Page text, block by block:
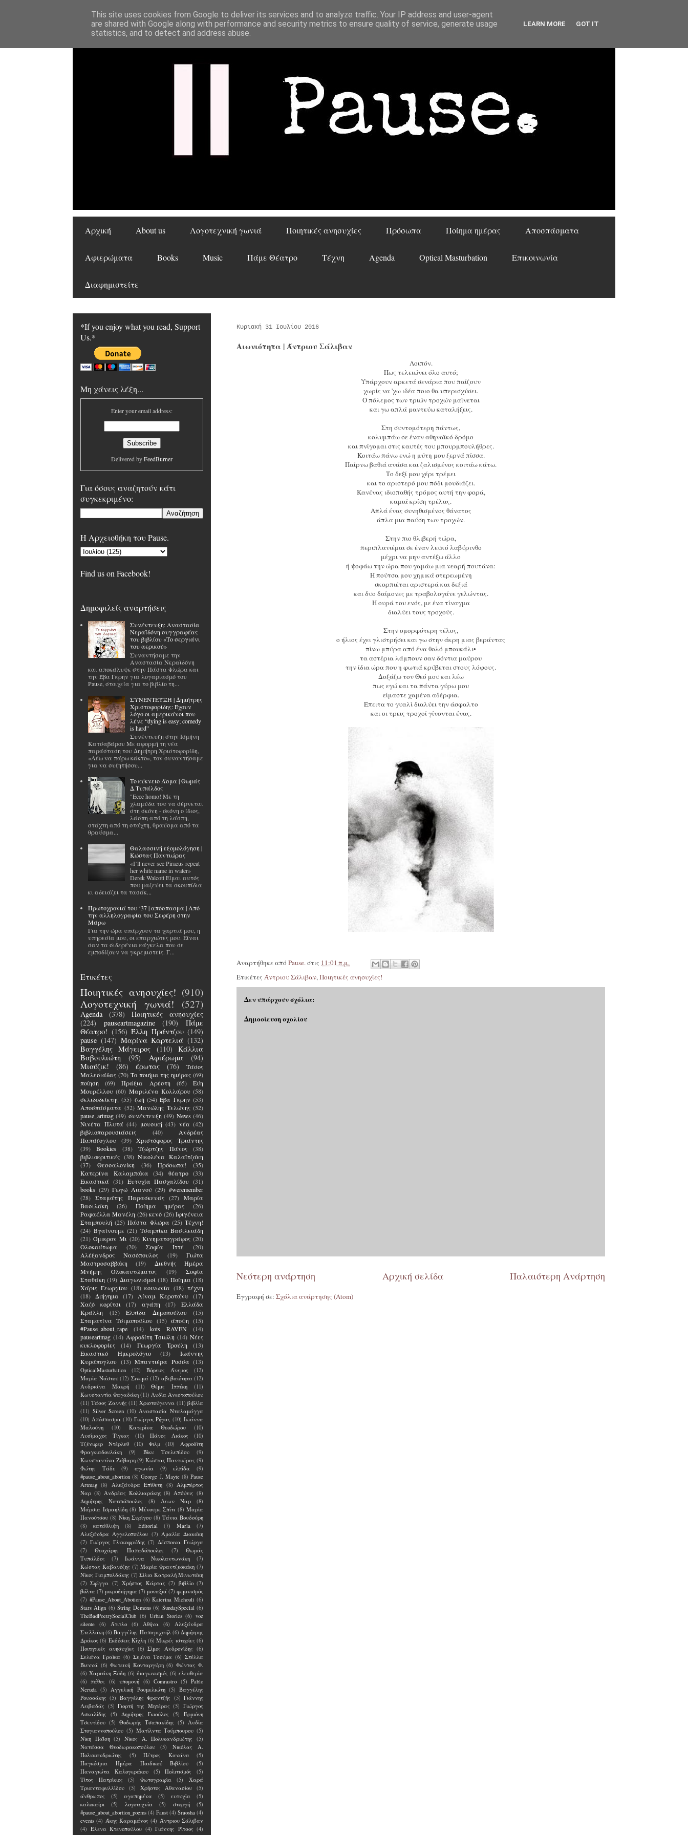
Αρχική About us Λογοτεχνική γωνιά Ποιητικές ανησυχίες Πρόσωπα Ποίημα ημέρας Αποσπάσματα
Αφιερώματα Books Music Πάμε Θέατρο Τέχνη Agenda Optical Masturbation Επικοινωνία
Διαφημιστείτε
Κυριακή 31 Ιουλίου 2016
Αιωνιότητα | Άντριου Σάλιβαν
Λοιπόν.
Πως τελειώνει όλο αυτό;
Υπάρχουν αρκετά σενάρια που παίζουν
χωρίς να 'χω ιδέα ποιο θα υπερισχύσει.
Ο πόλεμος των τριών τροχών μαίνεται
και γω απλά μαντεύω καταλήξεις.
Στη συντομότερη πάντως,
κολυμπάω σε έναν αθηναϊκό δρόμο
και πνίγομαι στις καυτές του μπουρμπουλήθρες.
Κοιτάω πάνω ενώ η μύτη μου ξερνά πίσσα.
Παίρνω βαθιά ανάσα και ζαλισμένος κοιτάω κάτω.
Το δεξί μου χέρι τρέμει
και το αριστερό μου πόδι μουδιάζει.
Κανένας ιδιοπαθής τρόμος αυτή την φορά,
καμιά κρίση τρέλας.
Απλά ένας συνηθισμένος θάνατος
άπλα μια παύση των τροχών.
Στην πιο θλιβερή τώρα,
περιπλανιέμαι σε έναν λευκό λαβύρινθο
μέχρι να μην αντέξω άλλο
ή ψοφάω την ώρα που γαμάω μια νεαρή πουτάνα:
H πούτσα μου χημικά στερεωμένη
σκορπιέται αριστερά και δεξιά
και δυο δαίμονες με τραβολογάνε γελώντας.
Η ουρά του ενός, με ένα τίναγμα
διαλύει τους τροχούς.
Στην ομορφότερη τέλος,
ο ήλιος έχει γλιστρήσει και γω στην άκρη μιας βεράντας
πίνω μπύρα από ένα θολό μπουκάλι•
τα αστέρια λάμπουν σαν δόντια μαύρου
την ίδια ώρα που η φωτιά κρύβεται στους λόφους.
Δοξάζω τον Θεό μου και λέω
πως εγώ και τα πάντα γύρω μου
είμαστε χαμένα αδέρφια.
Έπειτα το γυαλί διαλύει την άσφαλτο
και οι τρεις τροχοί γίνονται ένας.
Αναρτήθηκε από Pause.στις 11:01 π.μ.
Ετικέτες Άντριου Σάλιβαν,Ποιητικές ανησυχίες!
Δεν υπάρχουν σχόλια:
Δημοσίευση σχολίου
Νεότερη ανάρτηση Παλαιότερη Ανάρτηση
Αρχική σελίδα
Εγγραφή σε: Σχόλια ανάρτησης (Atom)
*If you enjoy what you read, Support
Us.*
Μη χάνεις λέξη...
Enter your email address:
Delivered byFeedBurner
Για όσους αναζητούν κάτι
συγκεκριμένο:
H Αρχειοθήκη του Pause.
Find us on Facebook!
Δημοφιλείς αναρτήσεις
Συνέντευξη: Αναστασία
Νεραϊδόνη συγγραφέας
του βιβλίου «Το σεργιάνι
του αερικού»
Συναντήσαμε την
Αναστασία Νεραϊδόνη
και αποκάλυψε στην Πάστα Φλώρα και
την Έβα Γκρην για λογαριασμό του
Pause, στοιχεία για το βιβλίο τη...
ΣΥΝΕΝΤΕΥΞΗ | Δημήτρης
Χριστοφορίδης: Έχουν
λόγο οι αμερικάνοι που
λένε “dying is easy; comedy
is hard”
Συνέντευξη στην Ισμήνη
Κατσαβάρου Με αφορμή τη νέα
παράσταση του Δημήτρη Χριστοφορίδη,
«Λέω να πάρω κάκτο», τον συναντήσαμε
για να συζητήσου...
Το κύκνειο Άσμα | Θωμάς
Δ.Τυπάλδος
"Ecce homo! Με τη
χλαμύδα του να σέρνεται
στη σκόνη - σκόνη ο ίδιος,
λάσπη από τη λάσπη,
στάχτη από τη στάχτη, θραύσμα από τα
θραύσμα...
Θαλασσινή εξομολόγηση |
Κώστας Παντιώρας
«I’ll never see Piraeus repeat
her white name in water»
Derek Walcott Είμαι αυτός
που μαζεύει τα σκουπίδια
κι αδειάζει τα τασάκ...
Πρωτοχρονιά του ‘37 | απόσπασμα | Από
την αλληλογραφία του Σεφέρη στην
Μάρω
Για την ώρα υπάρχουν τα χαρτιά μου, η
υπηρεσία μου, οι επαρχιώτες μου. Είναι
σαν τα σιδερένια κάγκελα που σε
εμποδίζουν να γκρεμιστείς. Γ...
Ετικέτες
Ποιητικές ανησυχίες! (910)
Λογοτεχνική γωνιά!
(527)
Agenda (378)
Ποιητικές ανησυχίες
(224)
pauseartmagazine (190)
Πάμε
Θέατρο! (156) Έλλη Πράντζου (149)
pause (147) Μαρίνα Καρτελιά (132)
Βαγγέλης Μάγειρος
(110)
Κάλλια
Βαβουλιώτη
(95) Αφιέρωμα
(94)
Μιούζικ!
(86) έρωτας (76)
Τάσος
Μαλεσιάδας (70) Το ποιήμα της ημέρας (69)
ποίηση
(69) Πράξια Αρέστη (65)
Εύη
Μουρέλλου (60) Μαριλένα Κολλάρου (58)
σελιδοδείκτης (55) ζωή (54) Έβα Γκρην (53)
Αποσπάσματα (52) Μανώλης Τελώνης (52)
pause_artmag (49) συνέντευξη (49) News (46)
Νινέτα Πλυτά (44) μουσική (43) νέα (42)
βιβλιοπαρουσιάσεις
(40)
Ανδρέας
Παπάζογλου
(39)
Χριστόφορος Τριάντης
(39)
Bookies (38) Τζώρτζης Πάνος
(38)
βιβλιοκριτικές (38) Νικολένα Καλαϊτζάκη
(37)
Θεσσαλονίκη (36) Πρόσωπα!
(35)
Κατερίνα Καλαμπάκα
(34) θέατρο (33)
Εικαστικά (31) Ευτυχία Πασχαλίδου (31)
books (29) Γωγώ Λιανού (29) #weremember
(28) Σταμάτης Παρασκευάς (27) Μαρία
Βασιλάκη
(26) Ποίημα ημέρας
(26)
Ραφαέλλα Μανέλη (26) κενό (26) Ιφιγένεια
Σταμπουλή (25) Πάστα Φλώρα (25) Τέχνη!
(24) Βγαίνουμε (21) Τσαμπίκα Βασιλειάδη
(21) Όμικρον Μι (20) Κινηματογράφος (20)
Ολοκαύτωμα
(20) Σοφία Ιττέ
(20)
Αλέξανδρος Νασόπουλος
(19)
Γιώτα
Μαστροσαββάκη
(19)
Διεθνής Ημέρα
Μνήμης Ολοκαυτώματος
(19)
Σοφία
Σταθάκη (19) Διαγωνισμοί (18) Ποίημα (18)
Χάρις Γεωργίου (18) κοινωνία (18) τέχνη
(18)
Διήγημα (17) Λίναμ Κεροτάνυ (17)
Χαζό κορίτσι
(17) αγάπη (17)
Ελλάδα
Κράλλη
(15) Ελπίδα Δημοπούλου
(15)
Σταματίνα Τσιμοπούλου (15) άποψη (15)
#Pause_about_rape
(14) kots RAVEN
(14)
pauseartmag (14) Αφροδίτη Τσιώλη (14) Νέες
κυκλοφορίες
(14) Γεωργία Τρούλη
(13)
Εικαστικό Ημερολόγιο
(13)
Ιωάννης
Κυράπογλου (13) Μπαντιέρα Ροσσα (13)
OpticalMasturbation (12) Βόρειος Άνεμος
(12)
Μαρία Νάστου (12) Σινεμά (12) αβεβαιότητα (12)
Ανδριάνα Μακρή
(11) Θέμις Ιππέκη
(11)
Κωνσταντία Φαγαδάκη (11) Λυδία Ανεστοπούλου
(11) Τάσος Ζαννής (11) Χριστούγεννα (11) βιβλία
(11) Silver Screen (10) Αναστασία Νταλαμάγγα
(10) Απόσπασμα (10) Γιώργος Ρήγας (10) Ιωάννα
Μαλούνη
(10) Κατερίνα Θεοδώρου
(10)
Λυσίμαχος Τίγκας
(10) Πάνος Λιάκος
(10)
Τζένιφερ Ντέρλεθ
(10) Φιλμ (10)
Αφροδίτη
Φραγκιαδουλάκη
(9) Βίκυ Τσελεπίδου
(9)
Κωνσταντίνα Ζάβαρη (9) Κώστας Παντιώρας (9)
Φώτης Τάδε
(9) αγωνία (9) ελπίδα
(9)
#pause_about_abortion (8) George J. Mayte (8) Pause
Artmag (8) Αλεξάνδρα Επίθετη (8) Αλμπέρτος
Ναρ (8) Ανδρέας Κολλιαράκης (8) Απόψεις (8)
Δημήτρης Νατσιόπουλος
(8) Λεων Ναρ
(8)
Μάρσια Ισραηλίδη (8) Μένουμε Σπίτι (8) Μαρία
Πανούτσου (8) Νίκη Συρίγου (8) Τάνια Βουδούρη
(8)
κατάθλιψη (8) Editorial (7) Marla
(7)
Αλεξάνδρα Αγγελοπούλου (7) Αμαλία Διακάκη
(7) Γιώργος Γλυκοφρύδης (7) Δέσποινα Γεώργα
(7)
Θεοχάρης Παπαδόπουλος (7)
Θωμάς
Τυπάλδος
(7) Ιωάννα Νικολαντωνάκη
(7)
Κώστας Καβανόζης (7) Μαρία Φραντζεσκάκη (7)
Νίκος Γιαμπολδάκης (7) Σίλια Κατραλή Μινωτάκη
(7) Σφίγγα (7) Χρήστος Κάρτας (7) βιβλίο (7)
βόλτα (7) μικροδιήγημα (7) μοναξιά (7) φεμινισμός
(7) #Pause_About_Abotion (6) Katerina Michouli (6)
Stars Align (6) String Demons (6) SundaySpecial (6)
TheBadPoetrySocialClub (6) Urban Stories (6) voz
silente
(6) Άτιτλο (6) Αθήνα (6)
Αλεξάνδρα
Στελλάκη (6) Βαγγέλης Παπαμιχαήλ (6) Δημήτρης
Δράκος (6) Εκδόσεις Κίχλη (6) Μικρές ιστορίες (6)
Ποιτητικές ανησυχίες (6) Σίμος Ανδρονίδης (6)
Σελάνα Γραίκα (6) Σεμίνα Τσούμα (6) Στέλλα
Βιεννά (6) Φωτεινή Κονταργύρη (6) Φώντας Φ.
(6) Χαριτίνη Ξύδη (6) διαγωνισμός (6) ελευθερία
(6)
πάθος (6) υπομονή (6) Comrastro (5) Pablo
Neruda (5) Αγγελική Ρουμελιώτη (5) Βαγγέλης
Ρουσσάκης (5) Βαγγέλης Φραντζής (5) Γιάννης
Λειβαδάς (5) Γιορτή της Μητέρας (5) Γιώργος
Ασκαλίδης
(5) Δημήτρης Γκιούλος (5)
Ερμιόνη
Τσεντίδου (5) Θοδωρής Τσαπακίδης (5) Λυδία
Στογιαννοπούλου (5) Ματίλντα Τούμπουρου (5)
Νίκη Παΐση (5) Νίκος Α. Πολυκανδριώτης
(5)
Νατάσσα Θεοδωρακοπούλου
(5)
Νικόλας Α.
Πολυκανδριώτης
(5) Πέτρος Κανάνα
(5)
Παγκόσμια Ημέρα Παιδικού Βιβλίου
(5)
Παναγιώτα Καλογεράκου
(5) Πολιτισμός
(5)
Τίτος Πατρίκιος
(5) Φωτογραφία (5)
Χαρά
Τριανταφυλλίδου
(5) Χρήστος Αθανασίου
(5)
άνθρωπος
(5) αγαπημένα (5) ευτυχία
(5)
καλοκαίρι
(5) λογοτεχνία (5) στοργή
(5)
#pause_about_abortion_poems (4) Faust (4) Sraosha (4)
events (4) Άκης Καραμάνος (4) Άντριου Σάλιβαν
(4) Έλενα Kτενοπούλου (4) Γιάννης Ρίτσος (4)
This site uses cookies from Google to deliver its services and to analyze traffic. Your IP address and user-agent
are shared with Google along with performance and security metrics to ensure quality of service, generate usage
statistics, and to detect and address abuse.
LEARN MORE GOT IT